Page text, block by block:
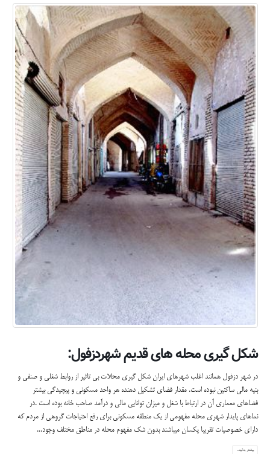
شکل گیری محله های قدیم شهردزفول:
در شهر دزفول همانند اغلب شهرهای ایران شکل گیری محلات بی تاثیر از روابط شغلی و صنفی و
بنیه مالی ساکنین نبوده است. مقدار فضای تشکیل دهنده هر واحد مسکونی و پیچیدگی بیشتر
فضاهای معماری آن در ارتباط با شغل و میزان توانایی مالی و درآمد صاحب خانه بوده است .در
نماهای پایدار شهری محله مفهومی از یک منطقه مسکونی برای رفع احتیاجات گروهی از مردم که
دارای خصوصیات تقریبا یکسان میباشند بدون شک مفهوم محله در مناطق مختلف وجود...
بیشتر بدانید...